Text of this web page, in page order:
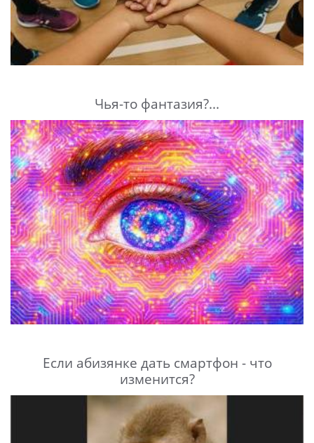
Чья-то фантазия?...
Если абизянке дать смартфон - что
изменится?